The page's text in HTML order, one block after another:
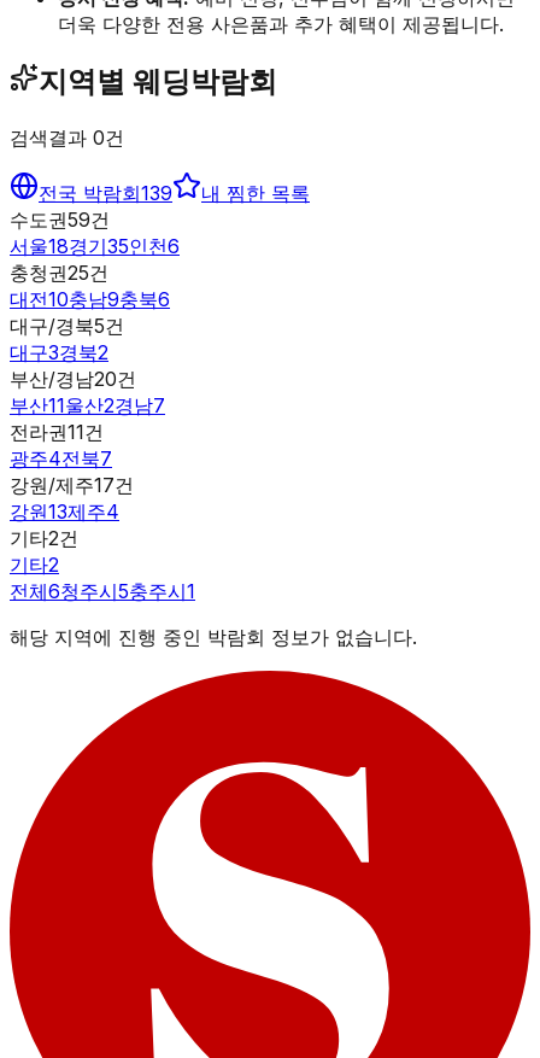
더욱 다양한 전용 사은품과 추가 혜택이 제공됩니다.
지역별 웨딩박람회
검색결과 0건
전국 박람회139
내 찜한 목록
수도권59건
서울18경기35인천6
충청권25건
대전10충남9충북6
대구/경북5건
대구3경북2
부산/경남20건
부산11울산2경남7
전라권11건
광주4전북7
강원/제주17건
강원13제주4
기타2건
기타2
전체6청주시5충주시1
해당 지역에 진행 중인 박람회 정보가 없습니다.